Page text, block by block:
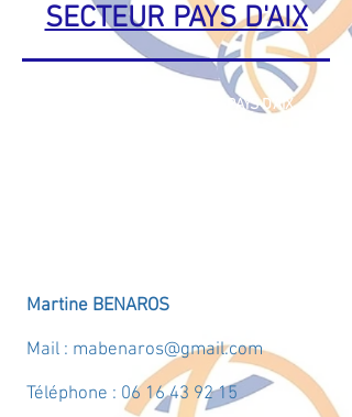
SECTEUR PAYS D'AIX
RESPONSABLE SECTEUR PAYS D'AIX
Martine BENAROS
Mail : mabenaros@gmail.com
Téléphone : 06 16 43 92 15